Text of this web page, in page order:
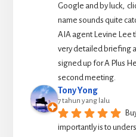
Google and by luck,
name sounds quite
AIA agent Levine Lee
very detailed briefing
signed up for A Plus
second meeting.
Tony Yong
7 tahun yang lalu
importantly is to